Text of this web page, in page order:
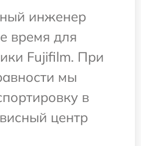
инженер
время для
Fujifilm. При
мы
в
центр